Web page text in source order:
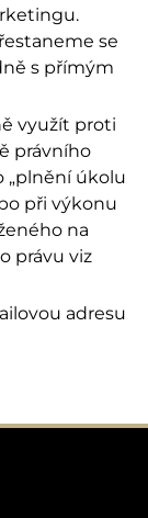
se
s přímým
využít proti
právního
„plnění úkolu
při výkonu
na
právu viz
adresu